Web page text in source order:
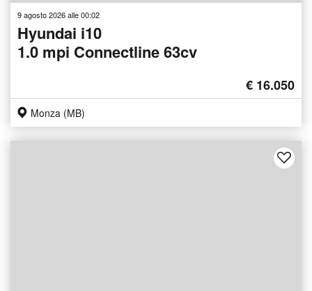
9 agosto 2026 alle 00:02
Hyundai i10
1.0 mpi Connectline 63cv
€ 16.050
Monza (MB)